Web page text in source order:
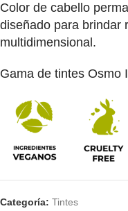
Color de cabello
diseñado para brindar
multidimensional.
Gama de tintes Osmo
Categoría: Tintes